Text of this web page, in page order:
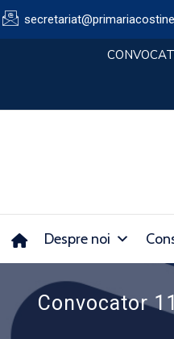
Despre noi
Convocator